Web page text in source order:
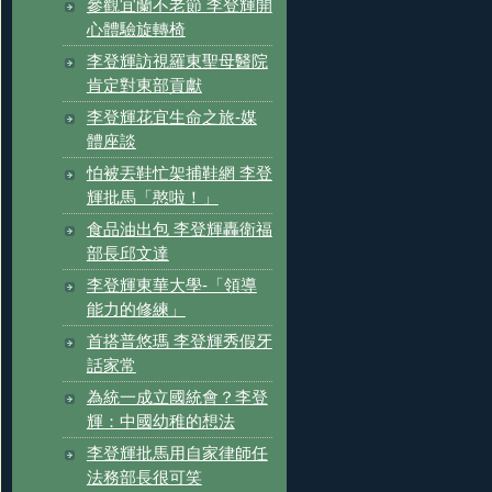
參觀宜蘭不老節 李登輝開
心體驗旋轉椅
李登輝訪視羅東聖母醫院
肯定對東部貢獻
李登輝花宜生命之旅-媒
體座談
怕被丟鞋忙架捕鞋網 李登
輝批馬「憨啦！」
食品油出包 李登輝轟衛福
部長邱文達
李登輝東華大學-「領導
能力的修練」
首搭普悠瑪 李登輝秀假牙
話家常
為統一成立國統會？李登
輝：中國幼稚的想法
李登輝批馬用自家律師任
法務部長很可笑